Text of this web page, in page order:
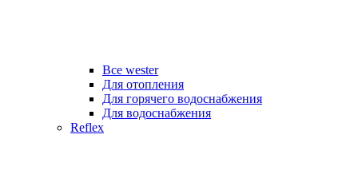
Все wester
Для отопления
Для горячего водоснабжения
Для водоснабжения
Reflex